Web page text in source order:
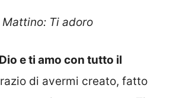
Ti adoro
e ti amo con tutto il
di avermi creato, fatto